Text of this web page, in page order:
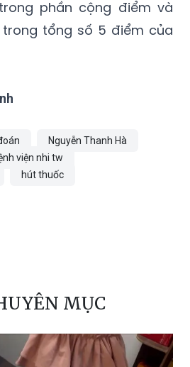
hút thuốc